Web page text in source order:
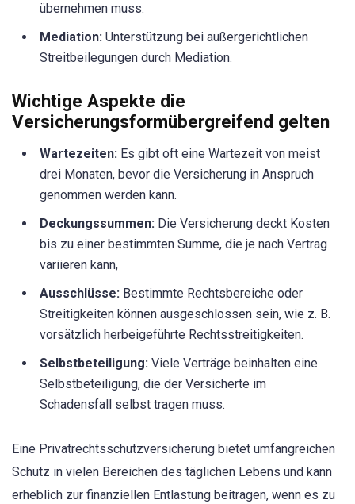
übernehmen muss.
Mediation: Unterstützung bei außergerichtlichen
Streitbeilegungen durch Mediation.
Wichtige Aspekte die
Versicherungsformübergreifend gelten
Wartezeiten: Es gibt oft eine Wartezeit von meist
drei Monaten, bevor die Versicherung in Anspruch
genommen werden kann.
Deckungssummen: Die Versicherung deckt Kosten
bis zu einer bestimmten Summe, die je nach Vertrag
variieren kann,
Ausschlüsse: Bestimmte Rechtsbereiche oder
Streitigkeiten können ausgeschlossen sein, wie z. B.
vorsätzlich herbeigeführte Rechtsstreitigkeiten.
Selbstbeteiligung: Viele Verträge beinhalten eine
Selbstbeteiligung, die der Versicherte im
Schadensfall selbst tragen muss.
Eine Privatrechtsschutzversicherung bietet umfangreichen
Schutz in vielen Bereichen des täglichen Lebens und kann
erheblich zur finanziellen Entlastung beitragen, wenn es zu